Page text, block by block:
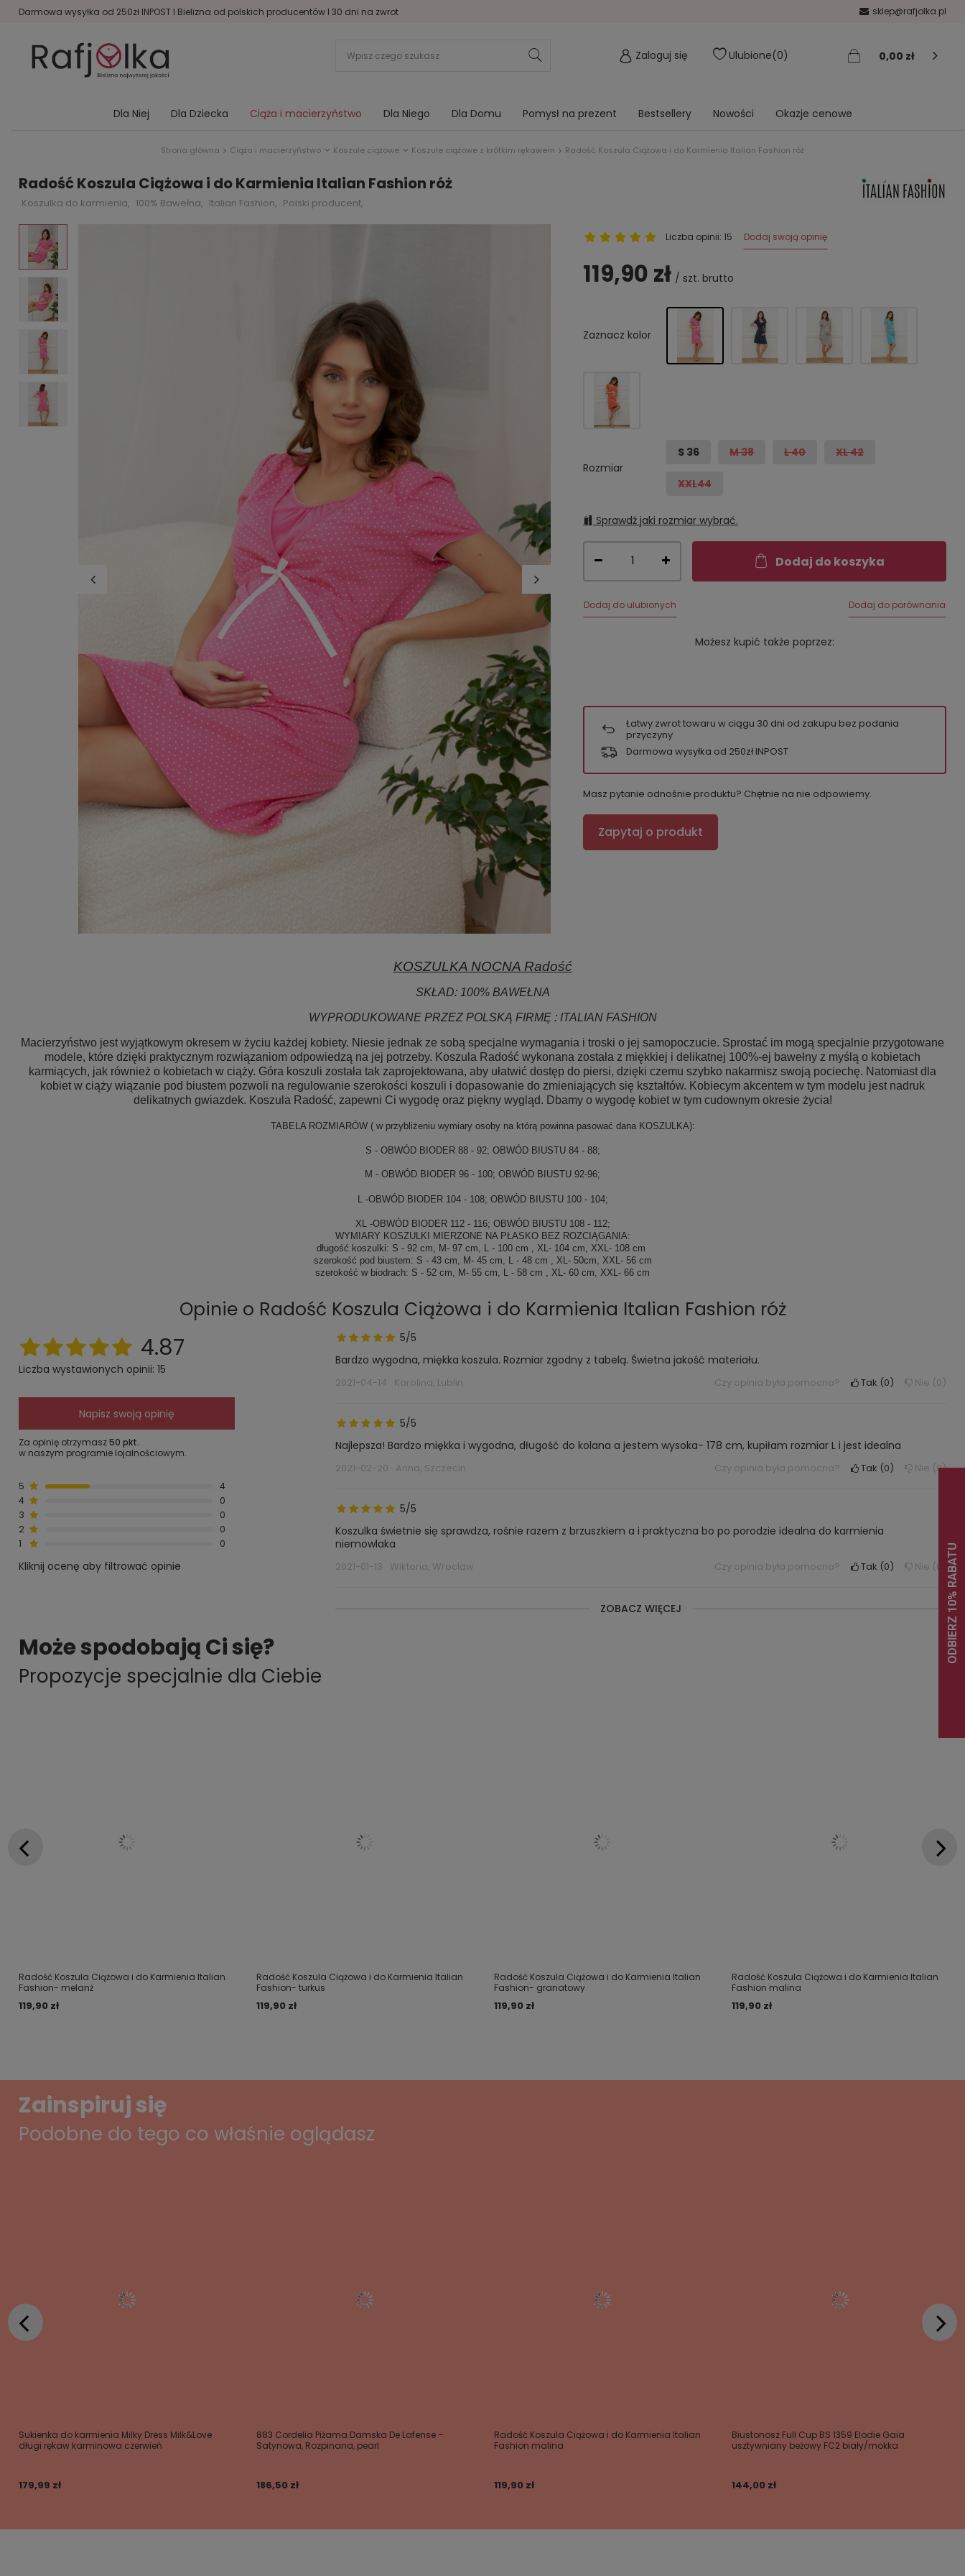
Darmowa wysyłka od 250zł INPOST I Bielizna od polskich producentów I 30 dni na zwrot sklep@rafjolka.pl
Zaloguj się Ulubione 0 0,00 zł
Dla Niej Dla Dziecka Ciąża i macierzyństwo Dla Niego Dla Domu Pomysł na prezent Bestsellery Nowości Okazje cenowe
Strona główna Ciąża i macierzyństwo Koszule ciążowe Koszule ciążowe z krótkim rękawem Radość Koszula Ciążowa i do Karmienia Italian Fashion róż
Radość Koszula Ciążowa i do Karmienia Italian Fashion róż
Koszulka do karmienia, 100% Bawełna, Italian Fashion, Polski producent,
Liczba opinii: 15 Dodaj swoją opinię
119,90 zł / szt. brutto
Zaznacz kolor
Rozmiar
S 36 M 38 L 40 XL 42
XXL44
Sprawdź jaki rozmiar wybrać.
Dodaj do koszyka
Dodaj do ulubionych Dodaj do porównania
Możesz kupić także poprzez:
Łatwy zwrot towaru w ciągu 30 dni od zakupu bez podania
przyczyny
Darmowa wysyłka od 250zł INPOST
Masz pytanie odnośnie produktu? Chętnie na nie odpowiemy.
Zapytaj o produkt
KOSZULKA NOCNA Radość
SKŁAD: 100% BAWEŁNA
WYPRODUKOWANE PRZEZ POLSKĄ FIRMĘ : ITALIAN FASHION
Macierzyństwo jest wyjątkowym okresem w życiu każdej kobiety. Niesie jednak ze sobą specjalne wymagania i troski o jej samopoczucie. Sprostać im mogą specjalnie przygotowane
modele, które dzięki praktycznym rozwiązaniom odpowiedzą na jej potrzeby. Koszula Radość wykonana została z miękkiej i delikatnej 100%-ej bawełny z myślą o kobietach
karmiących, jak również o kobietach w ciąży. Góra koszuli została tak zaprojektowana, aby ułatwić dostęp do piersi, dzięki czemu szybko nakarmisz swoją pociechę. Natomiast dla
kobiet w ciąży wiązanie pod biustem pozwoli na regulowanie szerokości koszuli i dopasowanie do zmieniających się kształtów. Kobiecym akcentem w tym modelu jest nadruk
delikatnych gwiazdek. Koszula Radość, zapewni Ci wygodę oraz piękny wygląd. Dbamy o wygodę kobiet w tym cudownym okresie życia!
TABELA ROZMIARÓW ( w przybliżeniu wymiary osoby na którą powinna pasować dana KOSZULKA):
S - OBWÓD BIODER 88 - 92; OBWÓD BIUSTU 84 - 88;
M - OBWÓD BIODER 96 - 100; OBWÓD BIUSTU 92-96;
L -OBWÓD BIODER 104 - 108; OBWÓD BIUSTU 100 - 104;
XL -OBWÓD BIODER 112 - 116; OBWÓD BIUSTU 108 - 112;
WYMIARY KOSZULKI MIERZONE NA PŁASKO BEZ ROZCIĄGANIA:
długość koszulki: S - 92 cm, M- 97 cm, L - 100 cm , XL- 104 cm, XXL- 108 cm
szerokość pod biustem: S - 43 cm, M- 45 cm, L - 48 cm , XL- 50cm, XXL- 56 cm
szerokość w biodrach: S - 52 cm, M- 55 cm, L - 58 cm , XL- 60 cm, XXL- 66 cm
Opinie o Radość Koszula Ciążowa i do Karmienia Italian Fashion róż
4.87
Liczba wystawionych opinii: 15
Napisz swoją opinię
Za opinię otrzymasz50 pkt.
w naszym programie lojalnościowym.
5
4
4
0
3
0
2
0
1
0
Kliknij ocenę aby filtrować opinie
5/5
Bardzo wygodna, miękka koszula. Rozmiar zgodny z tabelą. Świetna jakość materiału.
2021-04-14 Karolina, Lublin Czy opinia była pomocna? Tak 0 Nie 0
5/5
Najlepsza! Bardzo miękka i wygodna, długość do kolana a jestem wysoka- 178 cm, kupiłam rozmiar L i jest idealna
2021-02-20 Anna, Szczecin Czy opinia była pomocna? Tak 0 Nie 0
5/5
Koszulka świetnie się sprawdza, rośnie razem z brzuszkiem a i praktyczna bo po porodzie idealna do karmienia
niemowlaka
2021-01-13 Wiktoria, Wrocław Czy opinia była pomocna? Tak 0 Nie 0
ZOBACZ WIĘCEJ
Może spodobają Ci się?
Propozycje specjalnie dla Ciebie
Radość Koszula Ciążowa i do Karmienia Italian
Fashion- melanż
119,90 zł
Radość Koszula Ciążowa i do Karmienia Italian
Fashion- turkus
119,90 zł
Radość Koszula Ciążowa i do Karmienia Italian
Fashion- granatowy
119,90 zł
Radość Koszula Ciążowa i do Karmienia Italian
Fashion malina
119,90 zł
Zainspiruj się
Podobne do tego co właśnie oglądasz
Sukienka do karmienia Milky Dress Milk&Love
długi rękaw karminowa czerwień
179,99 zł
883 Cordelia Piżama Damska De Lafense –
Satynowa, Rozpinana, pearl
186,50 zł
Radość Koszula Ciążowa i do Karmienia Italian
Fashion malina
119,90 zł
Biustonosz Full Cup BS 1359 Elodie Gaia
usztywniany beżowy FC2 biały/mokka
144,00 zł